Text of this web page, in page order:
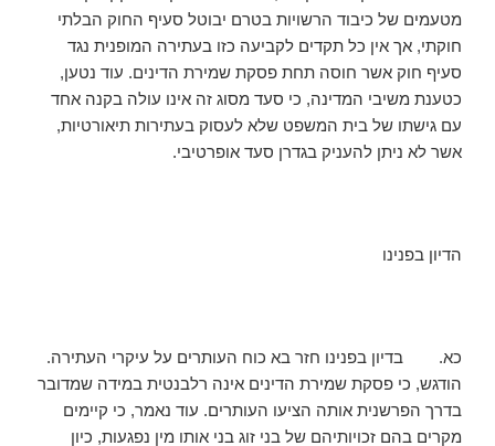
מטעמים של כיבוד הרשויות בטרם יבוטל סעיף החוק הבלתי
חוקתי, אך אין כל תקדים לקביעה כזו בעתירה המופנית נגד
סעיף חוק אשר חוסה תחת פסקת שמירת הדינים. עוד נטען,
כטענת משיבי המדינה, כי סעד מסוג זה אינו עולה בקנה אחד
עם גישתו של בית המשפט שלא לעסוק בעתירות תיאורטיות,
אשר לא ניתן להעניק בגדרן סעד אופרטיבי.
הדיון בפנינו
כא. בדיון בפנינו חזר בא כוח העותרים על עיקרי העתירה.
הודגש, כי פסקת שמירת הדינים אינה רלבנטית במידה שמדובר
בדרך הפרשנית אותה הציעו העותרים. עוד נאמר, כי קיימים
מקרים בהם זכויותיהם של בני זוג בני אותו מין נפגעות, כיון